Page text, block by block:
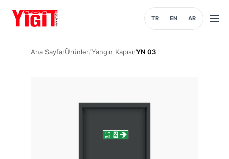
TR EN AR
Ana Sayfa/Ürünler/Yangın Kapısı/YN 03